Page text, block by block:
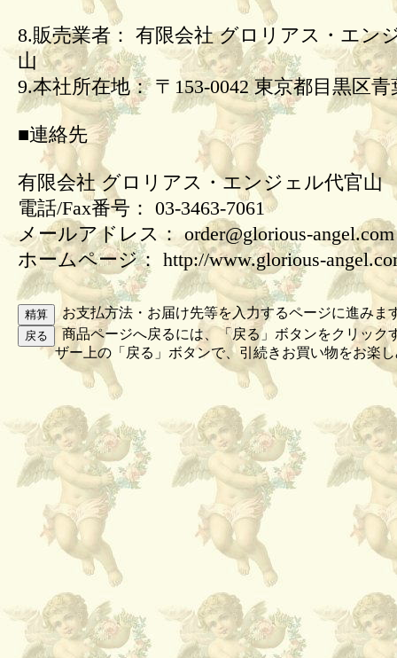
8.販売業者： 有限会社 グロリアス・エン
山
9.本社所在地： 〒153-0042 東京都目黒区青
■連絡先
有限会社 グロリアス・エンジェル代官山
電話/Fax番号： 03-3463-7061
メールアドレス： order@glorious-angel.com
ホームページ： http://www.glorious-
お支払方法・お届け先等を入力するページに進みま
商品ページへ戻るには、「戻る」ボタンをクリック
ザー上の「戻る」ボタンで、引続きお買い物をお楽